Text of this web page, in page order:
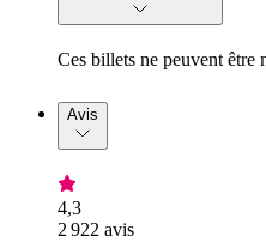
Ces billets ne peuvent être
Avis
4,3
2 922 avis